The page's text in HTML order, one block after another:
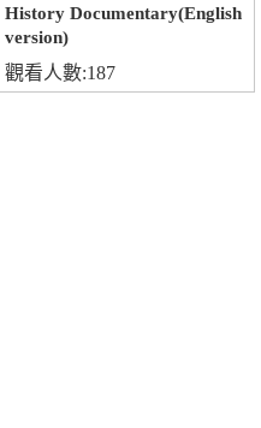
History Documentary(English
version)
觀看人數:187